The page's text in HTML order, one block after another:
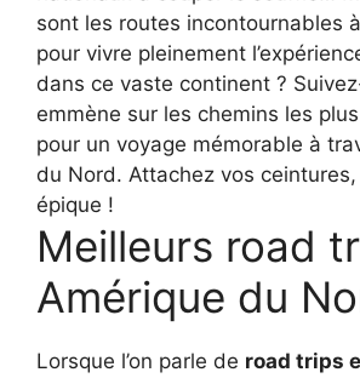
sont les routes incontournables
pour vivre pleinement
dans ce vaste continent ?
emmène sur les chemins les
pour un voyage mémorable à
du Nord. Attachez vos
épique !
Meilleurs road
Amérique du
Lorsque l’on parle de road trips